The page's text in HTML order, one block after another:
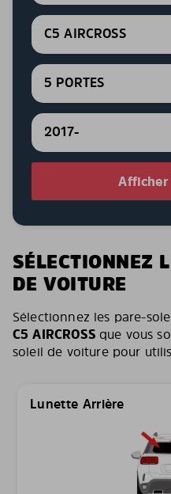
C5 AIRCROSS
5 PORTES
2017-
SÉLECTIONNEZ
DE VOITURE
Sélectionnez les pare-
C5 AIRCROSSque vous
soleil de voiture pour
Lunette Arrière